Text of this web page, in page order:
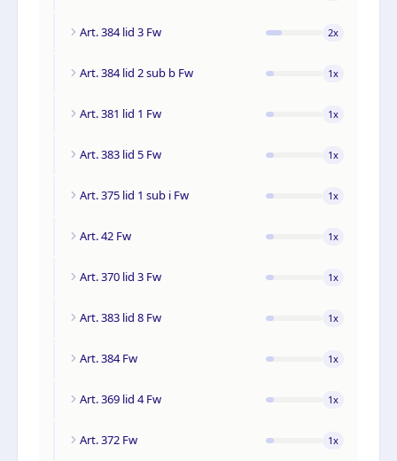
Art. 384 lid 3 Fw 2x
Art. 384 lid 2 sub b Fw 1x
Art. 381 lid 1 Fw 1x
Art. 383 lid 5 Fw 1x
Art. 375 lid 1 sub i Fw 1x
Art. 42 Fw 1x
Art. 370 lid 3 Fw 1x
Art. 383 lid 8 Fw 1x
Art. 384 Fw 1x
Art. 369 lid 4 Fw 1x
Art. 372 Fw 1x